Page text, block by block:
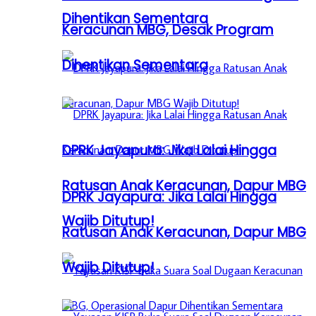
Dihentikan Sementara
DPRK Jayapura: Jika Lalai Hingga
Ratusan Anak Keracunan, Dapur MBG
Wajib Ditutup!
Keracunan MBG, Desak Program
Dihentikan Sementara
DPRK Jayapura: Jika Lalai Hingga
Ratusan Anak Keracunan, Dapur MBG
Wajib Ditutup!